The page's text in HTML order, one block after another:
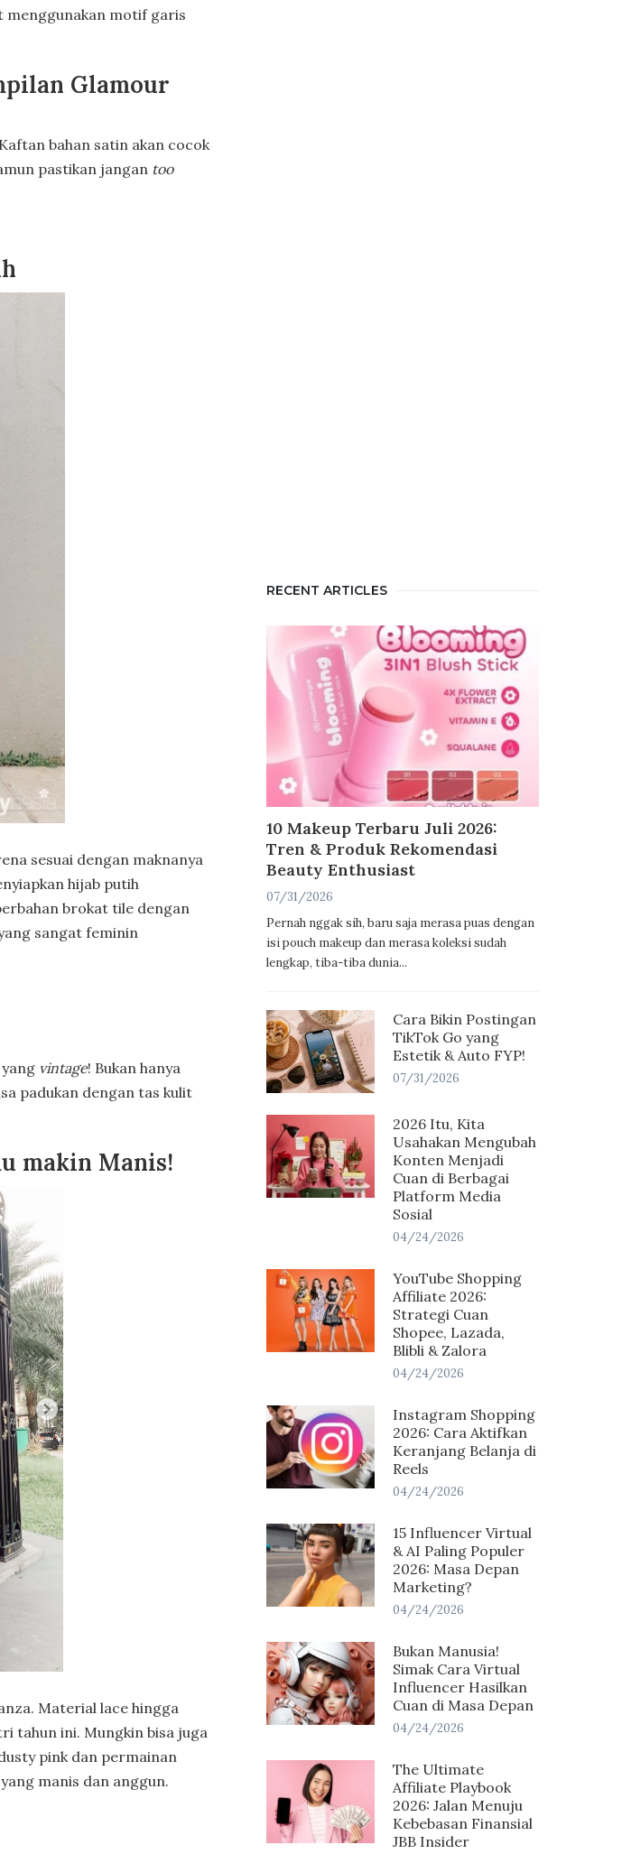
menggunakan motif garis
Glamour
bahan satin akan cocok
pastikan jangan too
sesuai dengan maknanya
hijab putih
brokat tile dengan
sangat feminin
yang vintage! Bukan hanya
padukan dengan tas kulit
makin Manis!
Material lace hingga
tahun ini. Mungkin bisa juga
pink dan permainan
manis dan anggun.
RECENT ARTICLES
10 Makeup Terbaru Juli 2026:
Tren & Produk Rekomendasi
Beauty Enthusiast
07/31/2026
Pernah nggak sih, baru saja merasa puas dengan
isi pouch makeup dan merasa koleksi sudah
lengkap, tiba-tiba dunia...
Cara Bikin Postingan
TikTok Go yang
Estetik & Auto FYP!
07/31/2026
2026 Itu, Kita
Usahakan Mengubah
Konten Menjadi
Cuan di Berbagai
Platform Media
Sosial
04/24/2026
YouTube Shopping
Affiliate 2026:
Strategi Cuan
Shopee, Lazada,
Blibli & Zalora
04/24/2026
Instagram Shopping
2026: Cara Aktifkan
Keranjang Belanja di
Reels
04/24/2026
15 Influencer Virtual
& AI Paling Populer
2026: Masa Depan
Marketing?
04/24/2026
Bukan Manusia!
Simak Cara Virtual
Influencer Hasilkan
Cuan di Masa Depan
04/24/2026
The Ultimate
Affiliate Playbook
2026: Jalan Menuju
Kebebasan Finansial
JBB Insider